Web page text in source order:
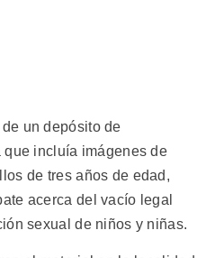
un depósito de
incluía imágenes de
de tres años de edad,
acerca del vacío legal
sexual de niños y niñas.